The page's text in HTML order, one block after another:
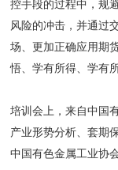
控手段的过程中，规
风险的冲击，并通过
场、更加正确应用期
悟、学有所得、学有
培训会上，来自中国
产业形势分析、套期
中国有色金属工业协